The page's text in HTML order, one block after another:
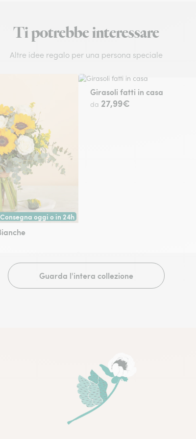
Ti potrebbe interessare
Altre idee regalo per una persona speciale
città o a partire da domani tramite corriere
Consegna oggi o in 24h
Consegna a mano oggi tramite fiorista nelle grandi città o
Girasoli fatti in casa
da 27,99€
Guarda l'intera collezione